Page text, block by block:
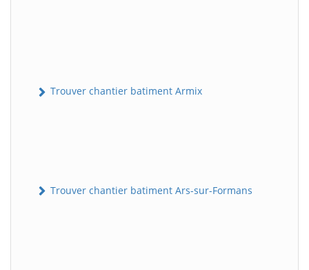
Trouver chantier batiment Armix
Trouver chantier batiment Ars-sur-Formans